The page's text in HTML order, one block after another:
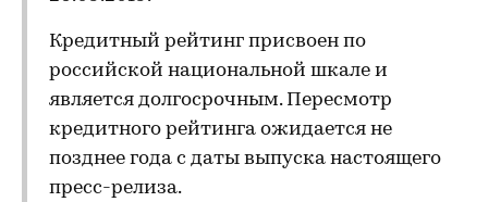
Кредитный рейтинг присвоен по
российской национальной шкале и
является долгосрочным. Пересмотр
кредитного рейтинга ожидается не
позднее года с даты выпуска настоящего
пресс-релиза.